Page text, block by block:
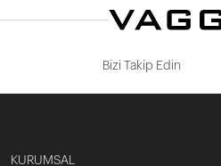
Bizi Takip Edin
KURUMSAL